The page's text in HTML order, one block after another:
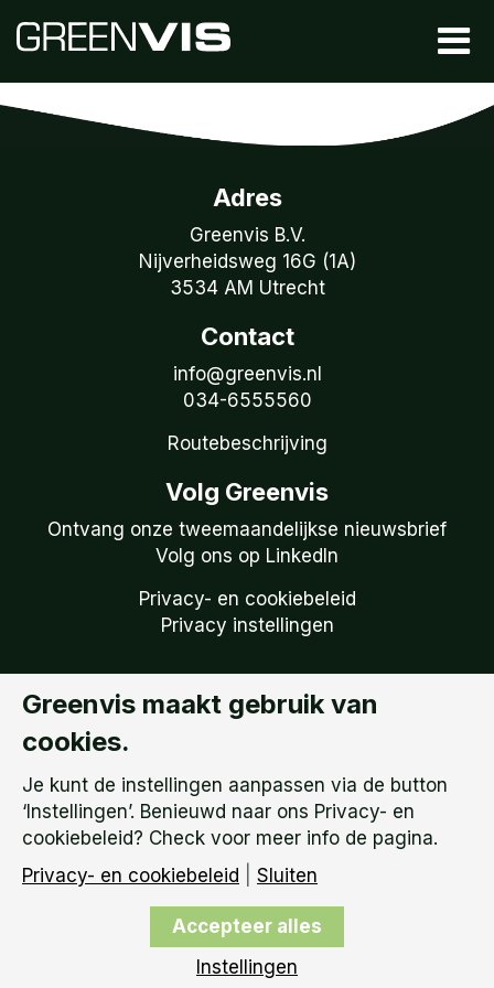
Adres
Greenvis B.V.
Nijverheidsweg 16G (1A)
3534 AM Utrecht
Contact
info@greenvis.nl
034-6555560
Routebeschrijving
Volg Greenvis
Ontvang onze tweemaandelijkse nieuwsbrief
Volg ons op LinkedIn
Privacy- en cookiebeleid
Privacy instellingen
Copyright © 2026Greenvis | KVK: 51738759 –
BTW Nummer: NL 850.149.095.B01 |
Greenvis maakt gebruik van
cookies.
Je kunt de instellingen aanpassen via de button
‘Instellingen’. Benieuwd naar ons Privacy- en
cookiebeleid? Check voor meer info de pagina.
Privacy- en cookiebeleid
Sluiten
Accepteer alles
Instellingen